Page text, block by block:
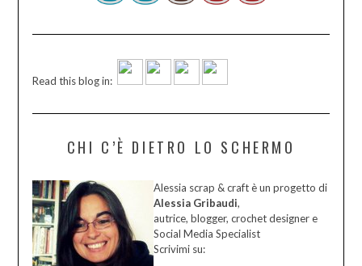
Read this blog in:
CHI C’È DIETRO LO SCHERMO
Alessia scrap & craft è un progetto di
Alessia Gribaudi,
autrice, blogger, crochet designer e
Social Media Specialist
Scrivimi su: